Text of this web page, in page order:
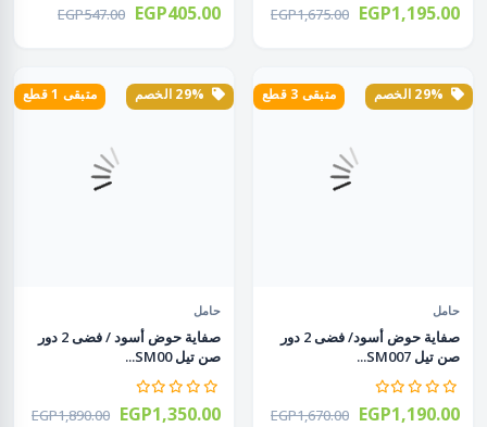
EGP1,675.00 EGP1,195.00
EGP547.00 EGP405.00
متبقى 3 قطع
حامل
صفاية حوض أسود/ فضى 2 دور
صن تيل SM007...
EGP1,670.00 EGP1,190.00
متبقى 1 قطع
حامل
صفاية حوض أسود / فضى 2 دور
صن تيل SM00...
EGP1,890.00 EGP1,350.00